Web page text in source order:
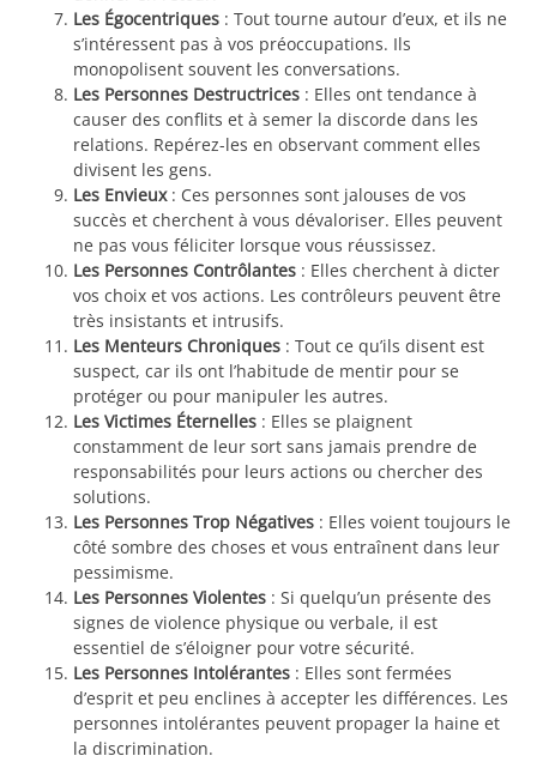
Les Égocentriques : Tout tourne autour d’eux, et ils ne
s’intéressent pas à vos préoccupations. Ils
monopolisent souvent les conversations.
Les Personnes Destructrices : Elles ont tendance à
causer des conflits et à semer la discorde dans les
relations. Repérez-les en observant comment elles
divisent les gens.
Les Envieux: Ces personnes sont jalouses de vos
succès et cherchent à vous dévaloriser. Elles peuvent
ne pas vous féliciter lorsque vous réussissez.
Les Personnes Contrôlantes : Elles cherchent à dicter
vos choix et vos actions. Les contrôleurs peuvent être
très insistants et intrusifs.
Les Menteurs Chroniques : Tout ce qu’ils disent est
suspect, car ils ont l’habitude de mentir pour se
protéger ou pour manipuler les autres.
Les Victimes Éternelles : Elles se plaignent
constamment de leur sort sans jamais prendre de
responsabilités pour leurs actions ou chercher des
solutions.
Les Personnes Trop Négatives : Elles voient toujours le
côté sombre des choses et vous entraînent dans leur
pessimisme.
Les Personnes Violentes : Si quelqu’un présente des
signes de violence physique ou verbale, il est
essentiel de s’éloigner pour votre sécurité.
Les Personnes Intolérantes : Elles sont fermées
d’esprit et peu enclines à accepter les différences. Les
personnes intolérantes peuvent propager la haine et
la discrimination.